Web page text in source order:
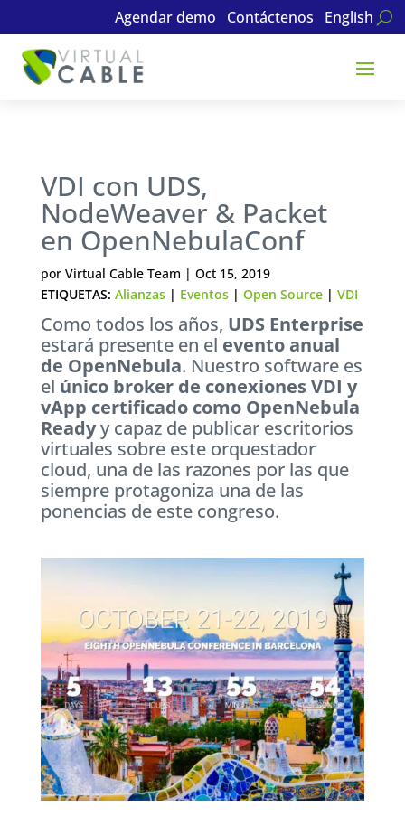
Agendar demo Contáctenos English
VDI con UDS,
NodeWeaver & Packet
en OpenNebulaConf
por Virtual Cable Team | Oct 15, 2019
ETIQUETAS: Alianzas| Eventos| Open Source| VDI
Como todos los años, UDS Enterprise
estará presente en el evento anual
de OpenNebula. Nuestro software es
el único broker de conexiones VDI y
vApp certificado como OpenNebula
Readyy capaz de publicar escritorios
virtuales sobre este orquestador
cloud, una de las razones por las que
siempre protagoniza una de las
ponencias de este congreso.